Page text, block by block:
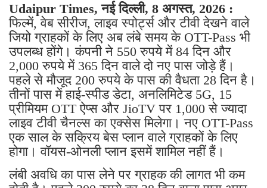
Udaipur Times, नई दिल्ली, 8 अगस्त, 2026 :
फिल्में, वेब सीरीज, लाइव स्पोर्ट्स और टीवी देखने वाले
जियो ग्राहकों के लिए अब लंबे समय के OTT-Pass भी
उपलब्ध होंगे। कंपनी ने 550 रुपये में 84 दिन और
2,000 रुपये में 365 दिन वाले दो नए पास जोड़े हैं।
पहले से मौजूद 200 रुपये के पास की वैधता 28 दिन है।
तीनों पास में हाई-स्पीड डेटा, अनलिमिटेड 5G, 15
प्रीमियम OTT ऐप्स और JioTV पर 1,000 से ज्यादा
लाइव टीवी चैनल्स का एक्सेस मिलेगा। नए OTT-Pass
एक साल के सक्रिय बेस प्लान वाले ग्राहकों के लिए
होगा। वॉयस-ओनली प्लान इसमें शामिल नहीं हैं।
लंबी अवधि का पास लेने पर ग्राहक की लागत भी कम